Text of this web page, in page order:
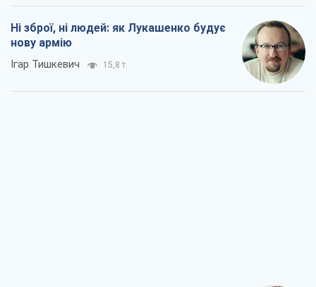
Ні зброї, ні людей: як Лукашенко будує
нову армію
Ігар Тишкевич 15,8 т.